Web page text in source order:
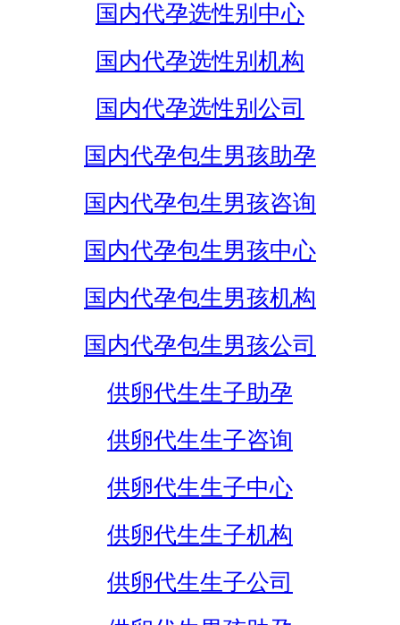
国内代孕选性别中心
国内代孕选性别机构
国内代孕选性别公司
国内代孕包生男孩助孕
国内代孕包生男孩咨询
国内代孕包生男孩中心
国内代孕包生男孩机构
国内代孕包生男孩公司
供卵代生生子助孕
供卵代生生子咨询
供卵代生生子中心
供卵代生生子机构
供卵代生生子公司